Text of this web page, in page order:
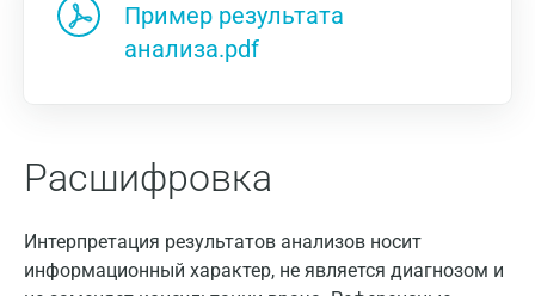
Пример результата
анализа.pdf
Расшифровка
Интерпретация результатов анализов носит
информационный характер, не является диагнозом и